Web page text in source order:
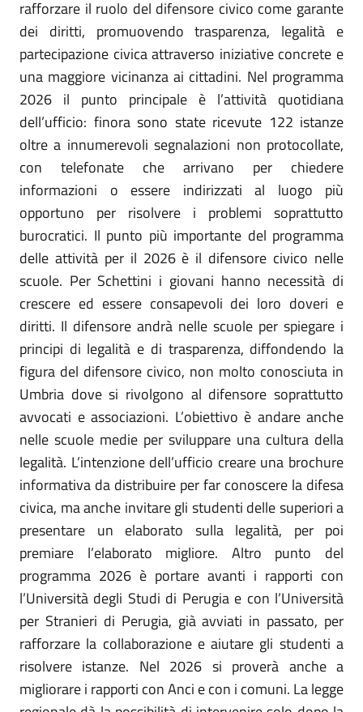
rafforzare il ruolo del difensore civico come garante
dei diritti, promuovendo trasparenza, legalità e
partecipazione civica attraverso iniziative concrete e
una maggiore vicinanza ai cittadini. Nel programma
2026 il punto principale è l’attività quotidiana
dell’ufficio: finora sono state ricevute 122 istanze
oltre a innumerevoli segnalazioni non protocollate,
con telefonate che arrivano per chiedere
informazioni o essere indirizzati al luogo più
opportuno per risolvere i problemi soprattutto
burocratici. Il punto più importante del programma
delle attività per il 2026 è il difensore civico nelle
scuole. Per Schettini i giovani hanno necessità di
crescere ed essere consapevoli dei loro doveri e
diritti. Il difensore andrà nelle scuole per spiegare i
principi di legalità e di trasparenza, diffondendo la
figura del difensore civico, non molto conosciuta in
Umbria dove si rivolgono al difensore soprattutto
avvocati e associazioni. L’obiettivo è andare anche
nelle scuole medie per sviluppare una cultura della
legalità. L’intenzione dell’ufficio creare una brochure
informativa da distribuire per far conoscere la difesa
civica, ma anche invitare gli studenti delle superiori a
presentare un elaborato sulla legalità, per poi
premiare l’elaborato migliore. Altro punto del
programma 2026 è portare avanti i rapporti con
l’Università degli Studi di Perugia e con l’Università
per Stranieri di Perugia, già avviati in passato, per
rafforzare la collaborazione e aiutare gli studenti a
risolvere istanze. Nel 2026 si proverà anche a
migliorare i rapporti con Anci e con i comuni. La legge